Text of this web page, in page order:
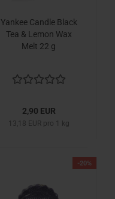
Yankee Candle Black
Tea & Lemon Wax
Melt 22 g
2,90 EUR
13,18 EUR pro 1 kg
-20%